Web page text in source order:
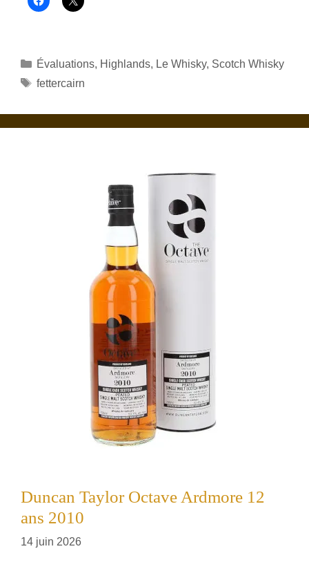
Catégories
Évaluations, Highlands, Le Whisky, Scotch Whisky
Étiquettes
fettercairn
Duncan Taylor Octave Ardmore 12
ans 2010
14 juin 2026